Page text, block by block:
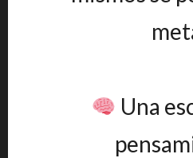
Una